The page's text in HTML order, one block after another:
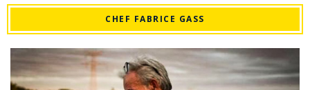
CHEF FABRICE GASS